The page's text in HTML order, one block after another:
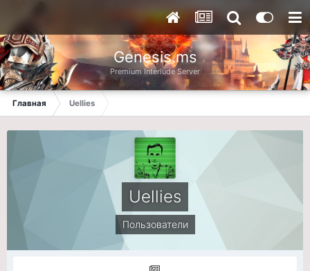
Genesis.ms
Premium Interlude Server
Главная Uellies
Uellies
Пользователи